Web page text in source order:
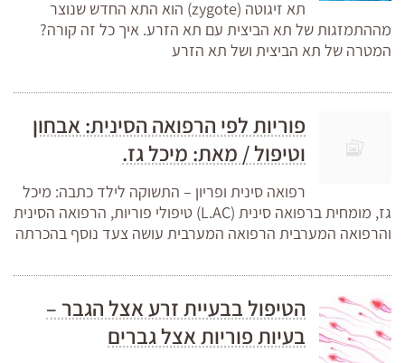
תא זיגוטה (zygote) הוא התא החדש שנוצר
מההתמזגות של תא הביצית עם תא הזרע. איך כל זה קורה?
המטרה של תא הביצית ושל תא הזרע
פוריות לפי הרפואה הסינית: אבחון
וטיפול / מאת: מיכל גז.
רפואה סינית ופריון – התשוקה לילד כתבה: מיכל
גז, מומחית ברפואה סינית (L.AC) טיפולי פוריות, הרפואה הסינית
והרפואה המערבית הרפואה המערבית עושה צעד נוסף בהכרתה
הטיפול בבעיית זרע אצל הגבר –
בעיות פוריות אצל גברים